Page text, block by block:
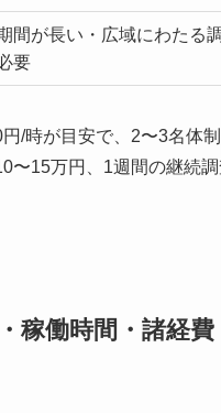
間が長い・広域にわたる調
要
/時が目安で、2〜3名体
〜15万円、1週間の継続
稼働時間・諸経